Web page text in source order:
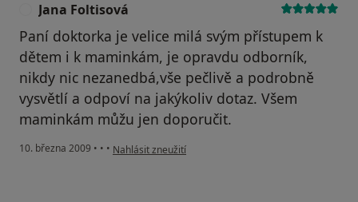
Jana Foltisová
Paní doktorka je velice milá svým přístupem k
dětem i k maminkám, je opravdu odborník,
nikdy nic nezanedbá,vše pečlivě a podrobně
vysvětlí a odpoví na jakýkoliv dotaz. Všem
maminkám můžu jen doporučit.
10. března 2009 • • • podle názoru uživatele Jana Foltisová
Nahlásit zneužití